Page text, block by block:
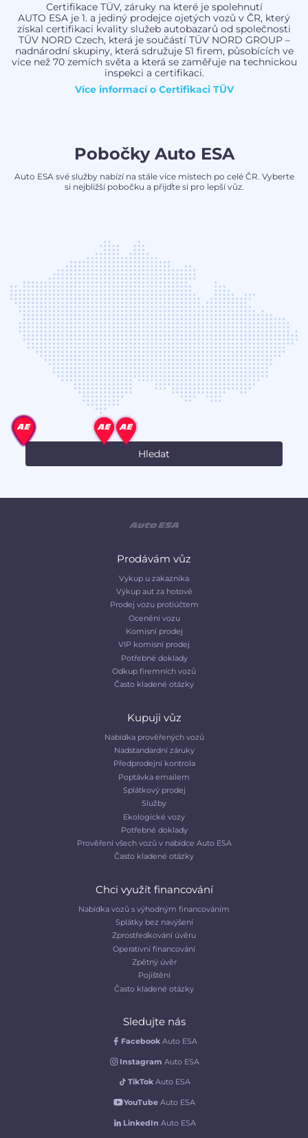
Certifikace TÜV, záruky na které je spolehnutí
AUTO ESA je 1. a jediný prodejce ojetých vozů v ČR, který
získal certifikaci kvality služeb autobazarů od společnosti
TÜV NORD Czech, která je součástí TÜV NORD GROUP –
nadnárodní skupiny, která sdružuje 51 firem, působících ve
více než 70 zemích světa a která se zaměřuje na technickou
inspekci a certifikaci.
Více informací o Certifikaci TÜV
Pobočky Auto ESA
Auto ESA své služby nabízí na stále více místech po celé ČR. Vyberte
si nejbližší pobočku a přijďte si pro lepší vůz.
Prodávám vůz
Vykup u zakaznika
Výkup aut za hotové
Prodej vozu protiúčtem
Ocenění vozu
Komisní prodej
VIP komisní prodej
Potřebné doklady
Odkup firemních vozů
Často kladené otázky
Kupuji vůz
Nabídka prověřených vozů
Nadstandardní záruky
Předprodejní kontrola
Poptávka emailem
Splátkový prodej
Služby
Ekologické vozy
Potřebné doklady
Prověření všech vozů v nabídce Auto ESA
Často kladené otázky
Chci využít financování
Nabídka vozů s výhodným financováním
Splátky bez navýšení
Zprostředkování úvěru
Operativní financování
Zpětný úvěr
Pojištění
Často kladené otázky
Sledujte nás
Facebook Auto ESA
Instagram Auto ESA
TikTok Auto ESA
YouTubeAuto ESA
LinkedIn Auto ESA